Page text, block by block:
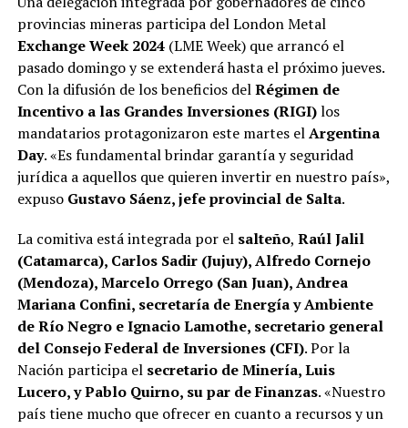
provincias mineras participa del London Metal
Exchange Week 2024(LME Week) que arrancó el
pasado domingo y se extenderá hasta el próximo jueves.
Con la difusión de los beneficios delRégimen de
Incentivo a las Grandes Inversiones (RIGI)los
mandatarios protagonizaron este martes elArgentina
Day. «Es fundamental brindar garantía y seguridad
jurídica a aquellos que quieren invertir en nuestro país»,
expuso Gustavo Sáenz, jefe provincial de Salta.
La comitiva está integrada por el salteño, Raúl Jalil
(Catamarca), Carlos Sadir (Jujuy), Alfredo Cornejo
(Mendoza), Marcelo Orrego (San Juan), Andrea
Mariana Confini, secretaría de Energía y Ambiente
de Río Negro e Ignacio Lamothe, secretario general
del Consejo Federal de Inversiones (CFI). Por la
Nación participa el secretario de Minería, Luis
Lucero, y Pablo Quirno, su par de Finanzas. «Nuestro
país tiene mucho que ofrecer en cuanto a recursos y un